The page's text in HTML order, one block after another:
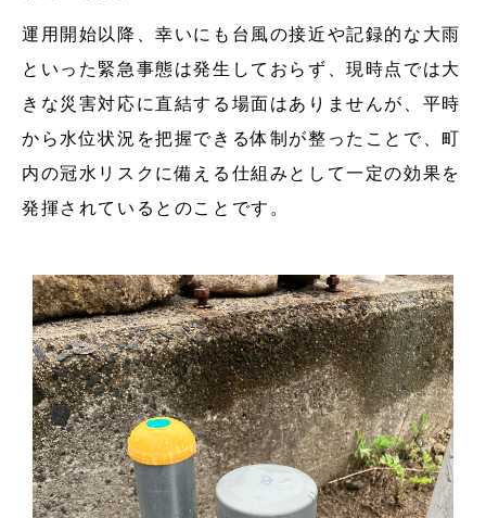
運用開始以降、幸いにも台風の接近や記録的な大雨
といった緊急事態は発生しておらず、現時点では大
きな災害対応に直結する場面はありませんが、平時
から水位状況を把握できる体制が整ったことで、町
内の冠水リスクに備える仕組みとして一定の効果を
発揮されているとのことです。